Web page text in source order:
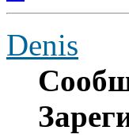
Denis